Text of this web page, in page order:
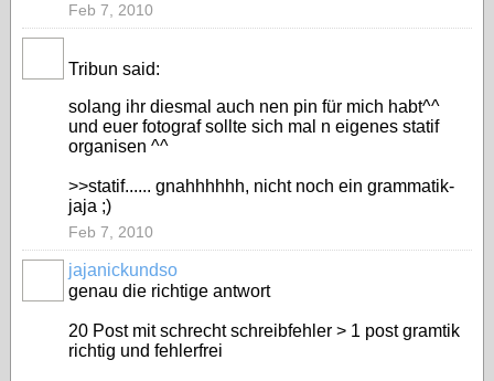
Feb 7, 2010
Tribun said:
solang ihr diesmal auch nen pin für mich habt^^
und euer fotograf sollte sich mal n eigenes statif
organisen ^^
>>statif...... gnahhhhhh, nicht noch ein grammatik-
jaja ;)
Feb 7, 2010
jajanickundso
genau die richtige antwort
20 Post mit schrecht schreibfehler > 1 post gramtik
richtig und fehlerfrei